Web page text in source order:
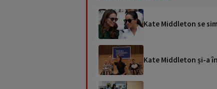
Kate Middleton se
Kate Middleton și-a